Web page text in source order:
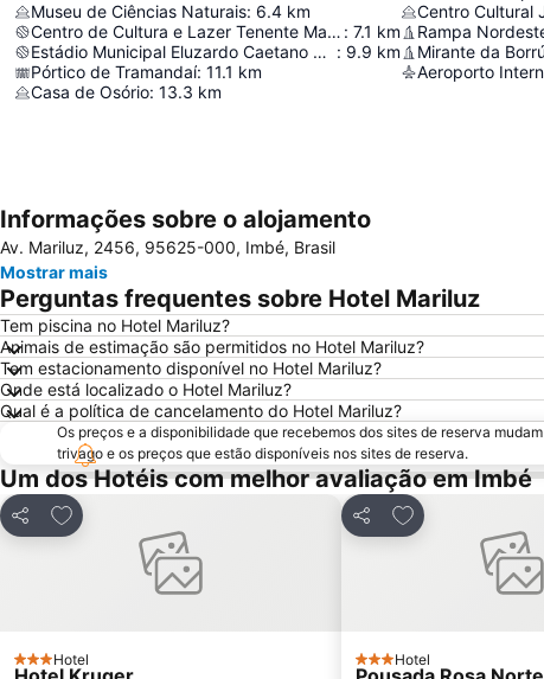
Museu de Ciências Naturais: 6.4 km
Centro de Cultura e Lazer Tenente Marino Dias de Oliveira : 7.1 km
Estádio Municipal Eluzardo Caetano da Silva : 9.9 km
Pórtico de Tramandaí: 11.1 km
Casa de Osório: 13.3 km
Centro Cultural
Rampa
Mirante da
Informações sobre o alojamento
Av. Mariluz, 2456, 95625-000, Imbé, Brasil
Mostrar mais
Perguntas frequentes sobre Hotel Mariluz
Tem piscina no Hotel Mariluz?
Animais de estimação são permitidos no Hotel Mariluz?
Tem estacionamento disponível no Hotel Mariluz?
Onde está localizado o Hotel Mariluz?
Qual é a política de cancelamento do Hotel Mariluz?
Os preços e a disponibilidade que recebemos dos sites de reserva
trivago e os preços que estão disponíveis nos sites de reserva.
Um dos Hotéis com melhor avaliação em Imbé
Partilhar
Adicionar aos favoritos
3 Estrelas
Hotel
Partilhar
Adicionar aos
3 Estrelas
Hotel